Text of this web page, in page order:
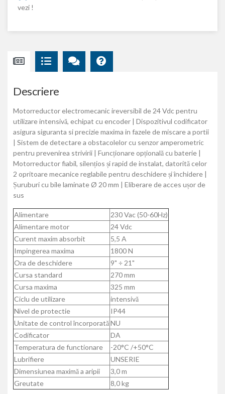
vezi !
Descriere
Motorreductor electromecanic ireversibil de 24 Vdc pentru
utilizare intensivă, echipat cu encoder | Dispozitivul codificator
asigura siguranta si precizie maxima in fazele de miscare a portii
| Sistem de detectare a obstacolelor cu senzor amperometric
pentru prevenirea strivirii | Funcționare opțională cu baterie |
Motorreductor fiabil, silențios și rapid de instalat, datorită celor
2 opritoare mecanice reglabile pentru deschidere și închidere |
Șuruburi cu bile laminate Ø 20 mm | Eliberare de acces ușor de
sus
Alimentare
230 Vac (50-60Hz)
Alimentare motor
24 Vdc
Curent maxim absorbit
5,5 A
Impingerea maxima
1800 N
Ora de deschidere
9" ÷ 21"
Cursa standard
270 mm
Cursa maxima
325 mm
Ciclu de utilizare
intensivă
Nivel de protectie
IP44
Unitate de control încorporatăNU
Codificator
DA
Temperatura de functionare
-20°C /+50°C
Lubrifiere
UNSERIE
Dimensiunea maximă a aripii
3,0 m
Greutate
8,0 kg